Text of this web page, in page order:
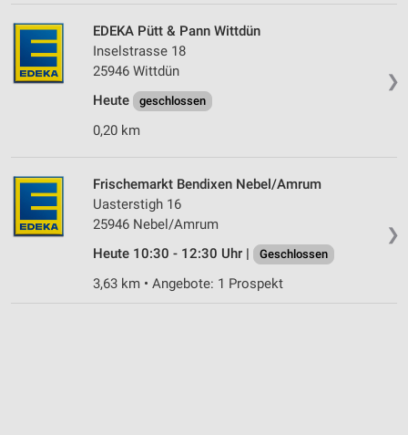
❯
EDEKA Pütt & Pann Wittdün
Inselstrasse 18
25946 Wittdün
Heute
geschlossen
0,20 km
❯
Frischemarkt Bendixen Nebel/Amrum
Uasterstigh 16
25946 Nebel/Amrum
Heute 10:30 - 12:30 Uhr |
Geschlossen
3,63 km • Angebote: 1 Prospekt
Geräte anhand von aktiv angeforderten
Informationen identifizieren
Nicht-IAB-Verarbeitungszwecke:
Performance
Funktional
Werbung